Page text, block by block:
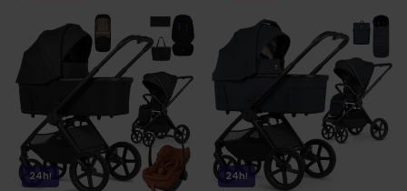
24h! 24h!